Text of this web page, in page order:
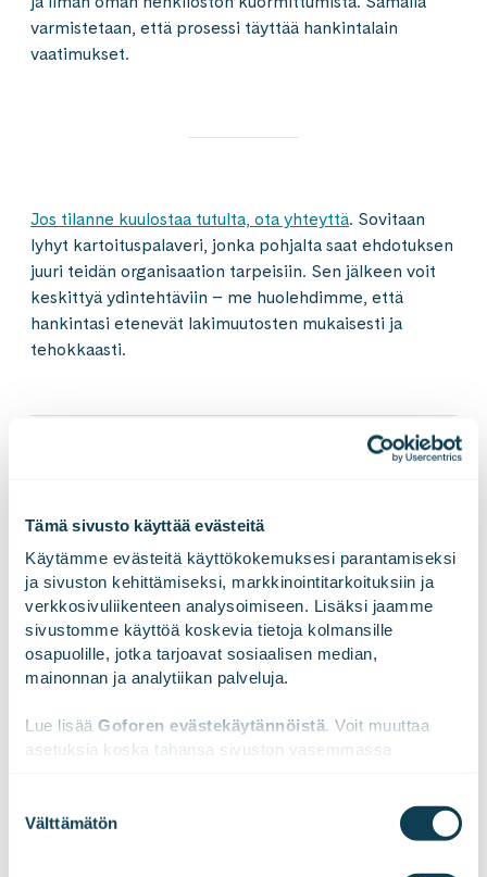
Tämä sivusto käyttää evästeitä
Käytämme evästeitä käyttökokemuksesi parantamiseksi
ja sivuston kehittämiseksi, markkinointitarkoituksiin ja
verkkosivuliikenteen analysoimiseen. Lisäksi jaamme
sivustomme käyttöä koskevia tietoja kolmansille
osapuolille, jotka tarjoavat sosiaalisen median,
mainonnan ja analytiikan palveluja.
Lue lisää Goforen evästekäytännöistä. Voit muuttaa
asetuksia koska tahansa sivuston vasemmassa
valinta
Välttämätön
varmistetaan, että prosessi täyttää hankintalain
vaatimukset.
Jos tilanne kuulostaa tutulta, ota yhteyttä. Sovitaan
lyhyt kartoituspalaveri, jonka pohjalta saat ehdotuksen
juuri teidän organisaation tarpeisiin. Sen jälkeen voit
keskittyä ydintehtäviin – me huolehdimme, että
hankintasi etenevät lakimuutosten mukaisesti ja
tehokkaasti.
Minna Heinunen
People Lead, Procurement Service
Area
Minna Heinunen on julkisiin hankintoihin
erikoistunut hankintakonsultti, joka on
Minnan sydäntä.